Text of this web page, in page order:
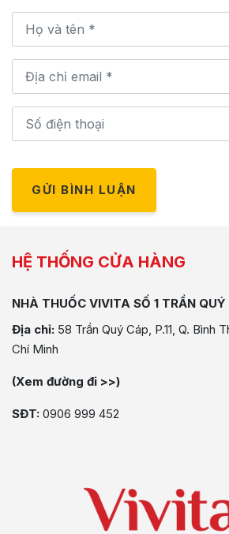
GỬI BÌNH LUẬN
HỆ THỐNG CỬA HÀNG
NHÀ THUỐC VIVITA SỐ 1 TRẦN
Địa chỉ: 58 Trần Quý Cáp, P.11, Q. Bình
Chí Minh
(Xem đường đi >>)
SĐT: 0906 999 452